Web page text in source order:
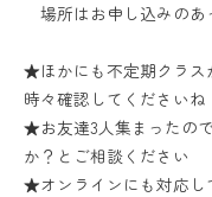
場所はお申し込みの
★ほかにも不定期クラス
時々確認してくださいね
★お友達3人集まったの
か？とご相談ください
★オンラインにも対応し